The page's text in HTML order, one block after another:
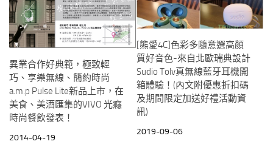
異業合作好典範，極致輕
巧、享樂無線、簡約時尚
a.m.p Pulse Lite新品上市，在
美食、美酒匯集的VIVO 光癮
時尚餐飲發表！
2014-04-19
[熊愛4C]色彩多隨意選高顏
質好音色-來自北歐瑞典設計
Sudio Tolv真無線藍牙耳機開
箱體驗！(內文附優惠折扣碼
及期間限定加送好禮活動資
訊)
2019-09-06